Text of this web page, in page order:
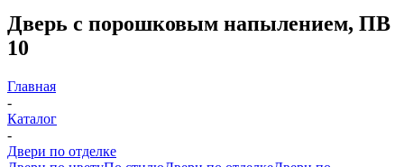
Дверь с порошковым напылением, ПВ
10
Главная
-
Каталог
-
Двери по отделке